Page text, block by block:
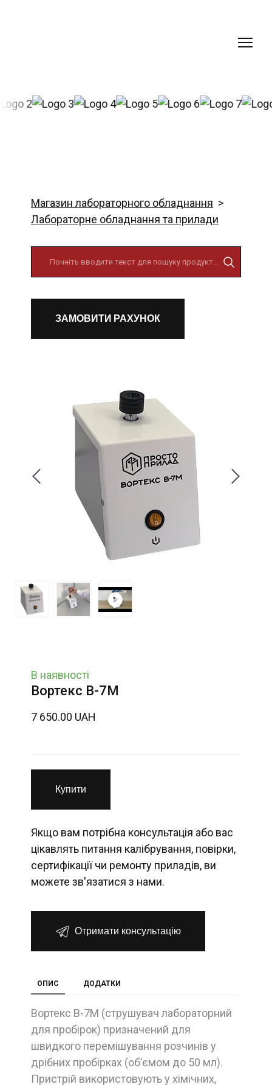
Магазин лабораторного обладнання
Лабораторне обладнання та прилади
ЗАМОВИТИ РАХУНОК
В наявності
Вортекс В-7М
7 650.00 UAH
Купити
Якщо вам потрібна консультація або вас
цікавлять питання калібрування, повірки,
сертифікації чи ремонту приладів, ви
можете зв'язатися з нами.
Отримати консультацію
ОПИС ДОДАТКИ
Вортекс В-7М (струшувач лабораторний
для пробірок) призначений для
швидкого перемішування розчинів у
дрібних пробірках (об’ємом до 50 мл).
Пристрій використовують у хімічних,